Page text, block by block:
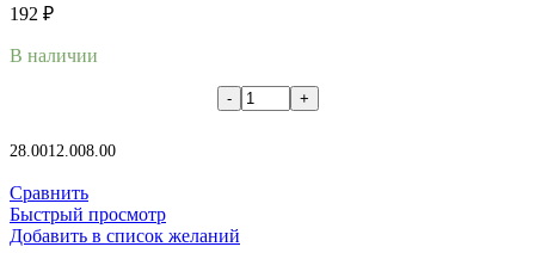
192 ₽
В наличии
28.0012.008.00
Сравнить
Быстрый просмотр
Добавить в список желаний